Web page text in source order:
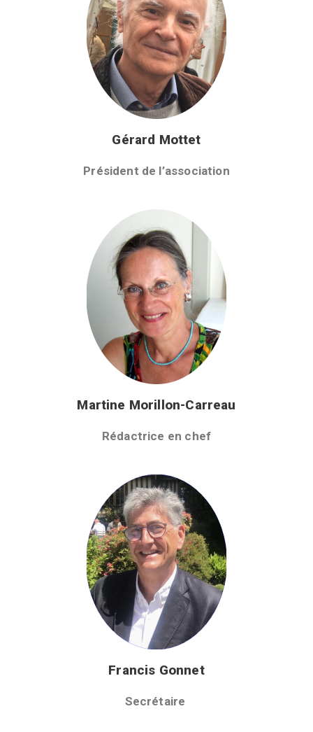
Gérard Mottet
Président de l’association
Martine Morillon-Carreau
Rédactrice en chef
Francis Gonnet
Secrétaire